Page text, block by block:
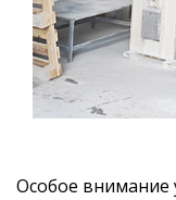
Особое внимание